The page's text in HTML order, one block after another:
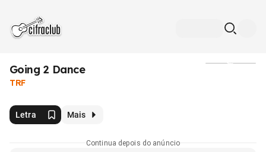
Going 2 Dance
TRF
Letra Mais
Continua depois do anúncio